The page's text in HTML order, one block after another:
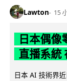
Lawton 15
日本偶像
直播系統
日本 AI 技術界